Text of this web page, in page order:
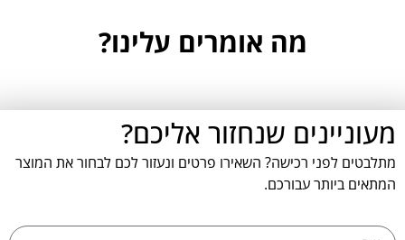
מה אומרים עלינו?
מעוניינים שנחזור אליכם?
מתלבטים לפני רכישה? השאירו פרטים ונעזור לכם לבחור את המוצר
המתאים ביותר עבורכם.